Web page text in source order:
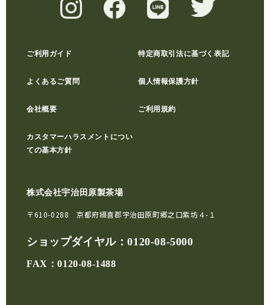
ご利用ガイド 特定商取引法に基づく表記
よくあるご質問 個人情報保護方針
会社概要 ご利用規約
カスタマーハラスメントについ
ての基本方針
株式会社宇治田原製茶場
〒610-0288 京都府綴喜郡宇治田原町郷之口紫坊４-１
ショップダイヤル：0120-08-5000
FAX：0120-08-1488